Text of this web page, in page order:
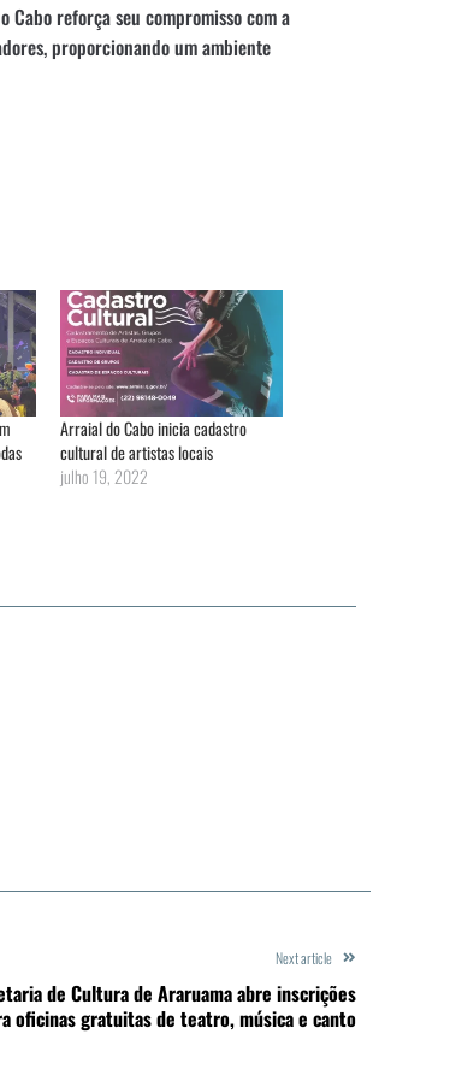
reforça seu compromisso com a
proporcionando um ambiente
Arraial do Cabo inicia cadastro
cultural de artistas locais
julho 19, 2022
Next article
de Cultura de Araruama abre inscrições
oficinas gratuitas de teatro, música e canto